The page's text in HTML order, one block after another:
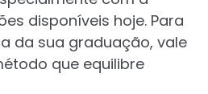
disponíveis hoje. Para
da sua graduação, vale
que equilibre